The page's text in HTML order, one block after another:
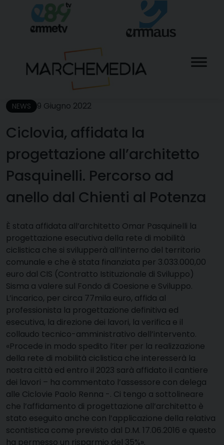
content
NEWS 9 Giugno 2022
Ciclovia, affidata la
progettazione all’architetto
Pasquinelli. Percorso ad
anello dal Chienti al Potenza
È stata affidata all’architetto Omar Pasquinelli la
progettazione esecutiva della rete di mobilità
ciclistica che si svilupperà all’interno del territorio
comunale e che è stata finanziata per 3.033.000,00
euro dal CIS (Contratto Istituzionale di Sviluppo)
Sisma a valere sul Fondo di Coesione e Sviluppo.
L’incarico, per circa 77mila euro, affida al
professionista la progettazione definitiva ed
esecutiva, la direzione dei lavori, la verifica e il
collaudo tecnico-amministrativo dell’intervento.
«Procede in modo spedito l’iter per la realizzazione
della rete di mobilità ciclistica che interesserà la
nostra città ed entro il 2023 sarà affidato il cantiere
dei lavori – ha commentato l’assessore con delega
alle Ciclovie Paolo Renna -. Ci tengo a sottolineare
che l’affidamento di progettazione all’architetto è
stato eseguito anche con l’applicazione della relativa
scontistica come previsto dal D.M. 17.06.2016 e questo
ha permesso un risparmio del 35%».